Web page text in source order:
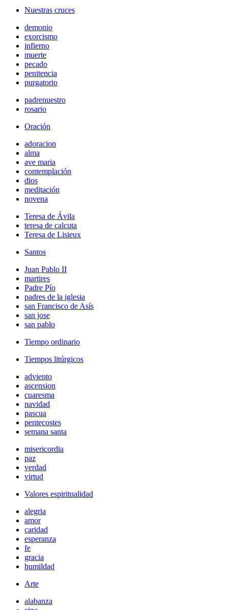
Nuestras cruces
demonio
exorcismo
infierno
muerte
pecado
penitencia
purgatorio
padrenuestro
rosario
Oración
adoracion
alma
ave maria
contemplación
dios
meditación
novena
Teresa de Ávila
teresa de calcuta
Teresa de Lisieux
Santos
Juan Pablo II
martires
Padre Pío
padres de la iglesia
san Francisco de Asís
san jose
san pablo
Tiempo ordinario
Tiempos litúrgicos
adviento
ascension
cuaresma
navidad
pascua
pentecostes
semana santa
misericordia
paz
verdad
virtud
Valores espiritualidad
alegria
amor
caridad
esperanza
fe
gracia
humildad
Arte
alabanza